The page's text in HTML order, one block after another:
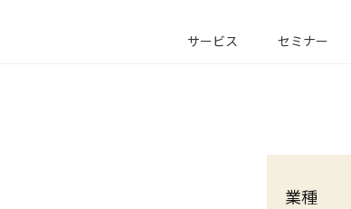
サービス セミナー
業種